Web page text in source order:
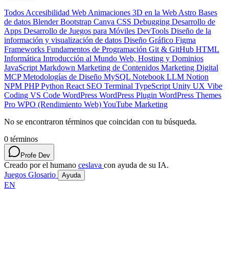
Todos Accesibilidad Web Animaciones 3D en la Web Astro Bases
de datos BlenderBootstrap Canva CSS Debugging Desarrollo de
Apps Desarrollo de Juegos para Móviles DevTools Diseño de la
información y visualización de datos Diseño Gráfico Figma
Frameworks Fundamentos de Programación Git & GitHub HTML
Informática Introducción al Mundo Web, Hosting y Dominios
JavaScript Markdown Marketing de Contenidos Marketing Digital
MCPMetodologías de Diseño MySQL Notebook LLM Notion
NPM PHPPython React SEO Terminal TypeScript Unity UX Vibe
Coding VS Code WordPress WordPress Plugin WordPress Themes
Pro WPO (Rendimiento Web)YouTube Marketing
No se encontraron términos que coincidan con tu búsqueda.
0 términos
Profe Dev
Creado por el humano ceslava con ayuda de su IA.
Juegos Glosario Ayuda
EN